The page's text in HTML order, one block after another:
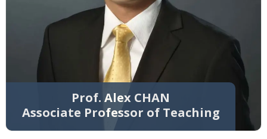
Prof. Alex CHAN
Associate Professor of Teaching